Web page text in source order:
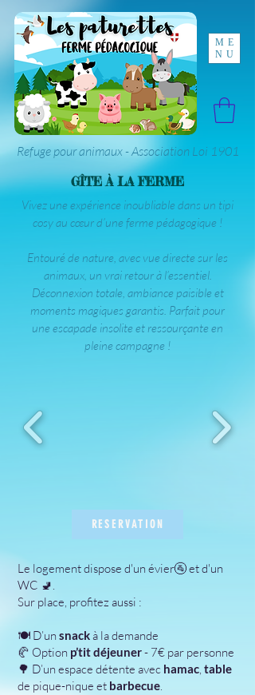
ME
NU
Refuge pour animaux - Association Loi 1901
GÎTE À LA FERME
Vivez une expérience inoubliable dans un tipi
cosy au cœur d’une ferme pédagogique !
Entouré de nature, avec vue directe sur les
animaux, un vrai retour à l’essentiel.
Déconnexion totale, ambiance paisible et
moments magiques garantis. Parfait pour
une escapade insolite et ressourçante en
pleine campagne !
RESERVATION
Le logement dispose d'un évier🚰 et d'un
WC 🚽.
Sur place, profitez aussi :
🍽️ D’un snackà la demande
🥐 Option p’tit déjeuner- 7€ par personne
🌳 D’un espace détente avec hamac, table
de pique-nique et barbecue.